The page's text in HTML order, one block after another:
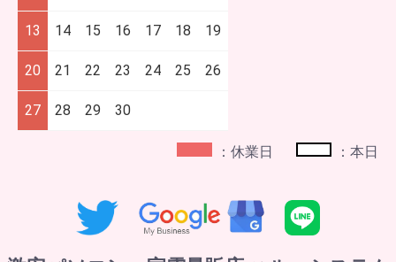
13 14 15 16 17 18 19
20 21 22 23 24 25 26
27 28 29 30
：休業日 ：本日